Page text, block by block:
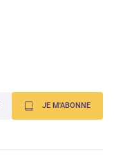
JE M'ABONNE